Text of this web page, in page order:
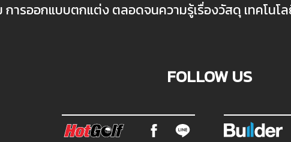
ารออกแบบตกแต่ง ตลอดจนความรู้เรื่องวัสดุ เทคโนโ
FOLLOW US